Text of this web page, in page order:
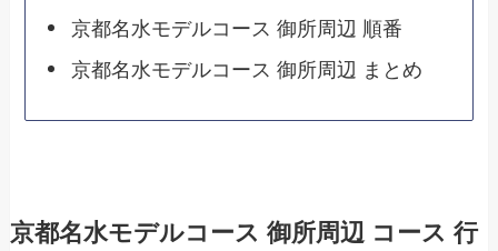
京都名水モデルコース 御所周辺 順番
京都名水モデルコース 御所周辺 まとめ
京都名水モデルコース 御所周辺 コース 行